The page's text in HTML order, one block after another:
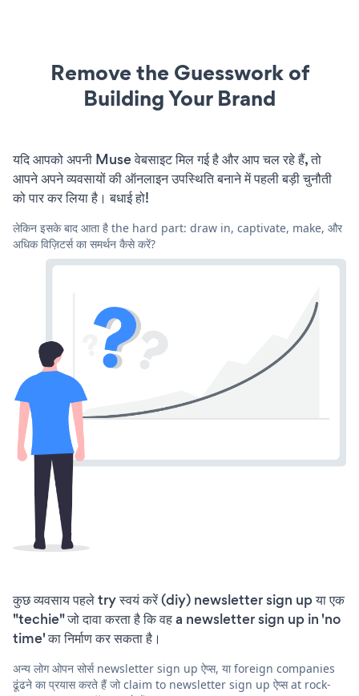
Remove the Guesswork of
Building Your Brand
यदि आपको अपनी Muse वेबसाइट मिल गई है और आप चल रहे हैं, तो
आपने अपने व्यवसायों की ऑनलाइन उपस्थिति बनाने में पहली बड़ी चुनौती
को पार कर लिया है। बधाई हो!
लेकिन इसके बाद आता है the hard part: draw in, captivate, make, और
अधिक विज़िटर्स का समर्थन कैसे करें?
कुछ व्यवसाय पहले try स्वयं करें (diy) newsletter sign up या एक
"techie" जो दावा करता है कि वह a newsletter sign up in 'no
time' का निर्माण कर सकता है।
अन्य लोग ओपन सोर्स newsletter sign up ऐप्स, या foreign companies
ढूंढने का प्रयास करते हैं जो claim to newsletter sign up ऐप्स at rock-